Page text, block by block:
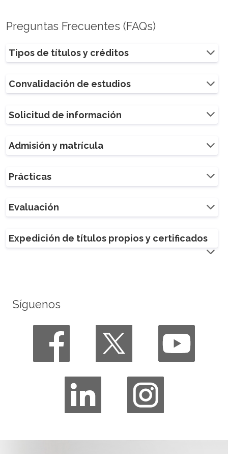
Preguntas Frecuentes (FAQs)
Tipos de títulos y créditos
Convalidación de estudios
Solicitud de información
Admisión y matrícula
Prácticas
Evaluación
Expedición de títulos propios y certificados
Síguenos